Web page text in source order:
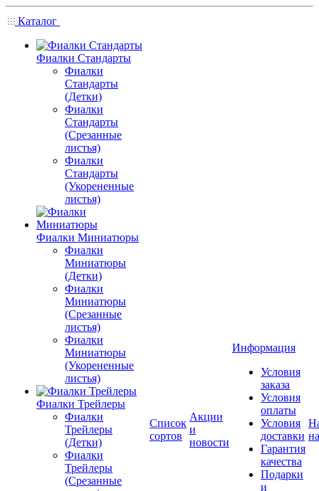
Каталог
Фиалки Стандарты
Фиалки
Стандарты
(Детки)
Фиалки
Стандарты
(Срезанные
листья)
Фиалки
Стандарты
(Укорененные
листья)
Фиалки Миниатюры
Фиалки
Миниатюры
(Детки)
Фиалки
Миниатюры
(Срезанные
листья)
Фиалки
Миниатюры
(Укорененные
листья)
Фиалки Трейлеры
Фиалки
Трейлеры
(Детки)
Фиалки
Трейлеры
(Срезанные
Список
сортов
Акции
и
новости
Информация
Условия
заказа
Условия
оплаты
Условия
доставки
Гарантия
качества
Подарки
и